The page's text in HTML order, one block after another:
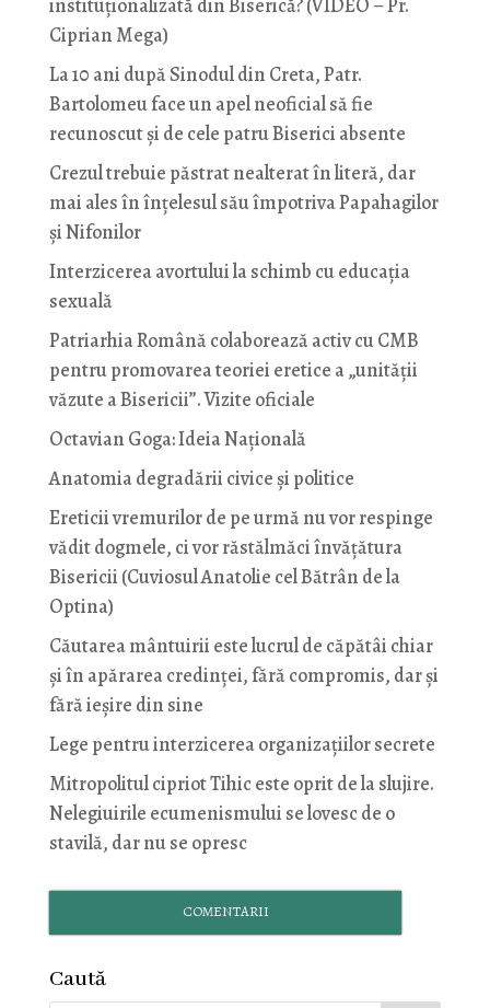
instituționalizată din Biserică? (VIDEO – Pr.
Ciprian Mega)
La 10 ani după Sinodul din Creta, Patr.
Bartolomeu face un apel neoficial să fie
recunoscut și de cele patru Biserici absente
Crezul trebuie păstrat nealterat în literă, dar
mai ales în înțelesul său împotriva Papahagilor
și Nifonilor
Interzicerea avortului la schimb cu educaţia
sexuală
Patriarhia Română colaborează activ cu CMB
pentru promovarea teoriei eretice a „unității
văzute a Bisericii”. Vizite oficiale
Octavian Goga: Ideia Naţională
Anatomia degradării civice și politice
Ereticii vremurilor de pe urmă nu vor respinge
vădit dogmele, ci vor răstălmăci învățătura
Bisericii (Cuviosul Anatolie cel Bătrân de la
Optina)
Căutarea mântuirii este lucrul de căpătâi chiar
și în apărarea credinței, fără compromis, dar și
fără ieșire din sine
Lege pentru interzicerea organizaţiilor secrete
Mitropolitul cipriot Tihic este oprit de la slujire.
Nelegiuirile ecumenismului se lovesc de o
stavilă, dar nu se opresc
COMENTARII
Caută